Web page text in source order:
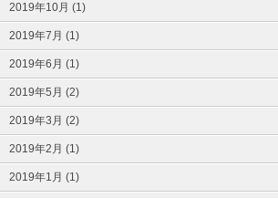
2019年10月 (1)
2019年7月 (1)
2019年6月 (1)
2019年5月 (2)
2019年3月 (2)
2019年2月 (1)
2019年1月 (1)